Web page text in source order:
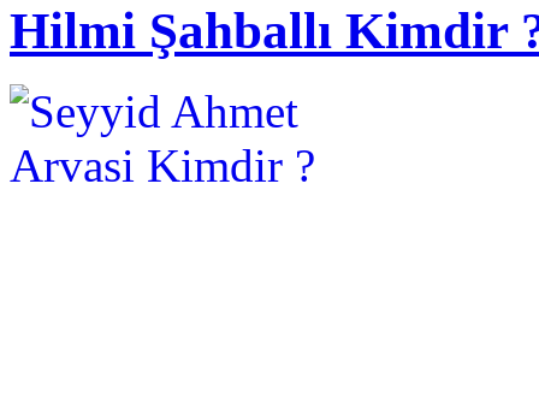
Hilmi Şahballı Kimdir